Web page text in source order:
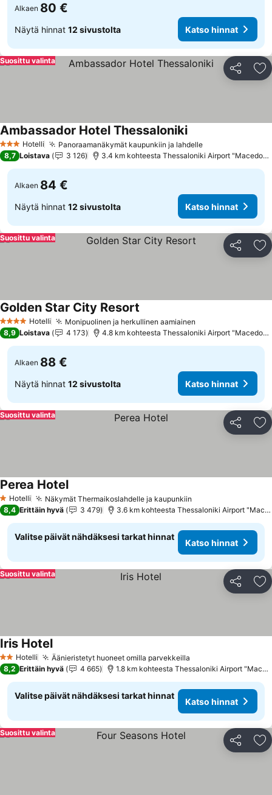
Alkaen 80 €
Näytä hinnat 12 sivustolta Katso hinnat
Jaa
Suosittu valinta
3 Tähtiluokitus
Hotelli Panoraamanäkymät kaupunkiin ja lahdelleKatso hinnat
Ambassador Hotel ThessalonikiKatso hinnat
8,7 Loistava 3 126 3.4 km kohteesta Thessaloniki Airport
Alkaen 84 €
Näytä hinnat 12 sivustolta Katso hinnat
Jaa
Suosittu valinta
4 Tähtiluokitus
Hotelli Monipuolinen ja herkullinen aamiainen
Golden Star City Resort
8,9 Loistava 4 173 4.8 km kohteesta Thessaloniki Airport
Alkaen 88 €
Näytä hinnat 12 sivustolta Katso hinnat
Jaa
Suosittu valinta
1 Tähtiluokitus
Hotelli Näkymät Thermaikoslahdelle ja kaupunkiin
Perea HotelKatso hinnat
8,4 Erittäin hyvä 3 479 3.6 km kohteesta Thessaloniki Airport
Valitse päivät nähdäksesi tarkat hinnat
Katso hinnat
Jaa
Suosittu valinta
2 Tähtiluokitus
Hotelli Äänieristetyt huoneet omilla parvekkeilla
Iris HotelKatso hinnat
8,2 Erittäin hyvä 4 665 1.8 km kohteesta Thessaloniki Airport
Valitse päivät nähdäksesi tarkat hinnat
Katso hinnat
Jaa
Suosittu valinta